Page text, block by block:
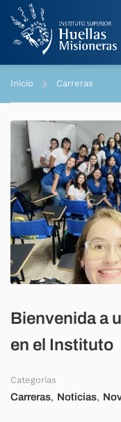
Inicio Carreras
Bienvenida a
en el Instituto
Categorías
Carreras, Noticias,